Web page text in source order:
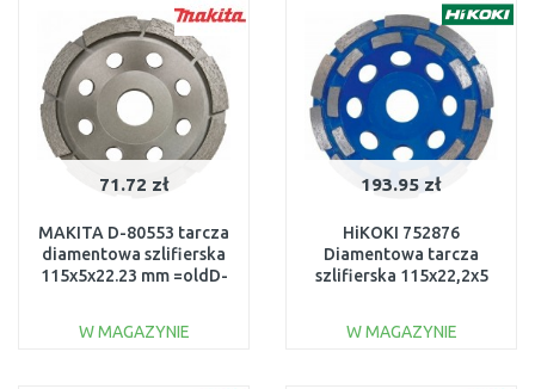
Do porównania Do porównania
71.72 zł
MAKITA D-80553 tarcza
diamentowa szlifierska
115x5x22.23 mm =oldD-
W MAGAZYNIE
193.95 zł
HiKOKI 752876
Diamentowa tarcza
szlifierska 115x22,2x5
W MAGAZYNIE